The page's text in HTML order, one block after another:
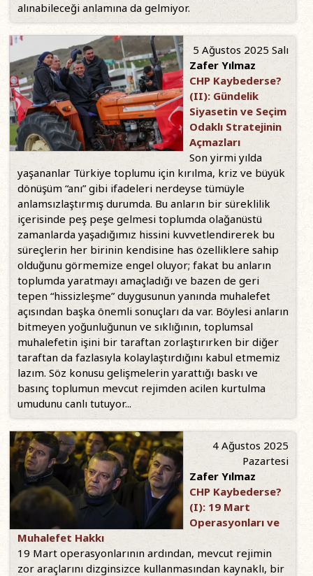
alınabileceği anlamına da gelmiyor.
5 Ağustos 2025 Salı
Zafer Yılmaz
CHP Kaybederse?
(II): Gündelik
Siyasetin ve Seçim
Odaklı Stratejinin
Açmazları
Son yirmi yılda
yaşananlar Türkiye toplumu için kırılma, kriz ve büyük
dönüşüm “anı” gibi ifadeleri nerdeyse tümüyle
anlamsızlaştırmış durumda. Bu anların bir süreklilik
içerisinde peş peşe gelmesi toplumda olağanüstü
zamanlarda yaşadığımız hissini kuvvetlendirerek bu
süreçlerin her birinin kendisine has özelliklere sahip
olduğunu görmemize engel oluyor; fakat bu anların
toplumda yaratmayı amaçladığı ve bazen de geri
tepen “hissizleşme” duygusunun yanında muhalefet
açısından başka önemli sonuçları da var. Böylesi anların
bitmeyen yoğunluğunun ve sıklığının, toplumsal
muhalefetin işini bir taraftan zorlaştırırken bir diğer
taraftan da fazlasıyla kolaylaştırdığını kabul etmemiz
lazım. Söz konusu gelişmelerin yarattığı baskı ve
basınç toplumun mevcut rejimden acilen kurtulma
umudunu canlı tutuyor...
4 Ağustos 2025
Pazartesi
Zafer Yılmaz
CHP Kaybederse?
(I): 19 Mart
Operasyonları ve
Muhalefet Hakkı
19 Mart operasyonlarının ardından, mevcut rejimin
zor araçlarını dizginsizce kullanmasından kaynaklı, bir